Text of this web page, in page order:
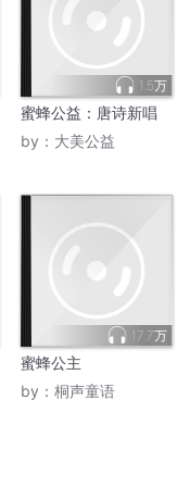
1.5万
蜜蜂公益：唐诗新唱
by： 大美公益
17.7万
蜜蜂公主
by： 桐声童语